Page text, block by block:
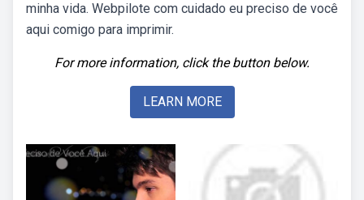
minha vida. Webpilote com cuidado eu preciso de você
aqui comigo para imprimir.
For more information, click the button below.
LEARN MORE